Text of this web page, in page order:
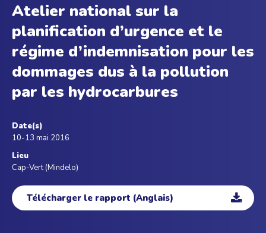
Atelier national sur la
planification d’urgence et le
régime d’indemnisation pour les
dommages dus à la pollution
par les hydrocarbures
Date(s)
10-13 mai 2016
Lieu
Cap-Vert (Mindelo)
Télécharger le rapport (Anglais)